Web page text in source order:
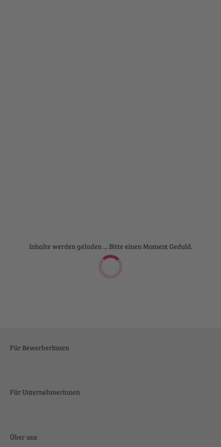
Inhalte werden geladen ... Bitte einen Moment Geduld.
Für BewerberInnen
Für UnternehmerInnen
Über uns